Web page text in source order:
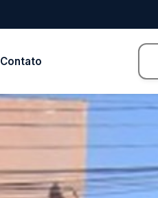
Contato